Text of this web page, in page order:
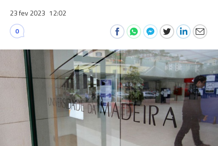
23 fev 2023 12:02
0